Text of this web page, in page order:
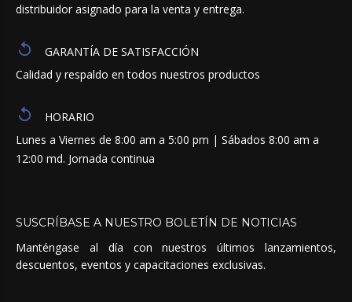
distribuidor asignado para la venta y entrega.
GARANTÍA DE SATISFACCIÓN
Calidad y respaldo en todos nuestros productos
HORARIO
Lunes a Viernes de 8:00 am a 5:00 pm | Sábados 8:00 am a
12:00 md. Jornada continua
SUSCRÍBASE A NUESTRO BOLETÍN DE NOTICIAS
Manténgase al día con nuestros últimos lanzamientos,
descuentos, eventos y capacitaciones exclusivas.